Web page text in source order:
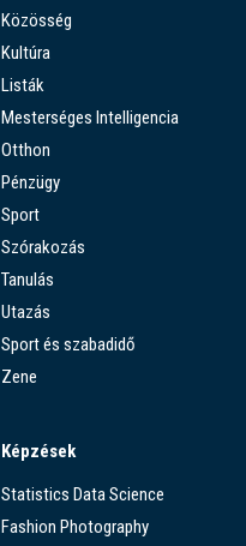
Közösség
Kultúra
Listák
Mesterséges Intelligencia
Otthon
Pénzügy
Sport
Szórakozás
Tanulás
Utazás
Sport és szabadidő
Zene
Képzések
Statistics Data Science
Fashion Photography